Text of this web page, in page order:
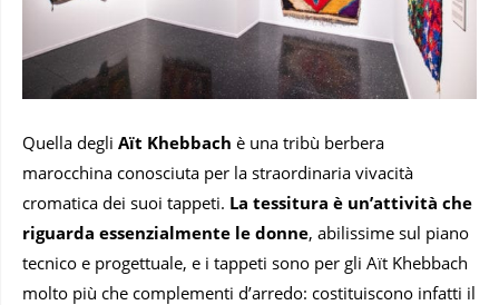
Quella degli Aït Khebbach è una tribù berbera
marocchina conosciuta per la straordinaria vivacità
cromatica dei suoi tappeti. La tessitura è un’attività che
riguarda essenzialmente le donne, abilissime sul piano
tecnico e progettuale, e i tappeti sono per gli Aït Khebbach
molto più che complementi d’arredo: costituiscono infatti il